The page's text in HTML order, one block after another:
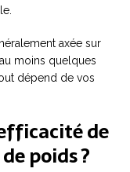
axée sur
moins quelques
dépend de vos
de
poids ?